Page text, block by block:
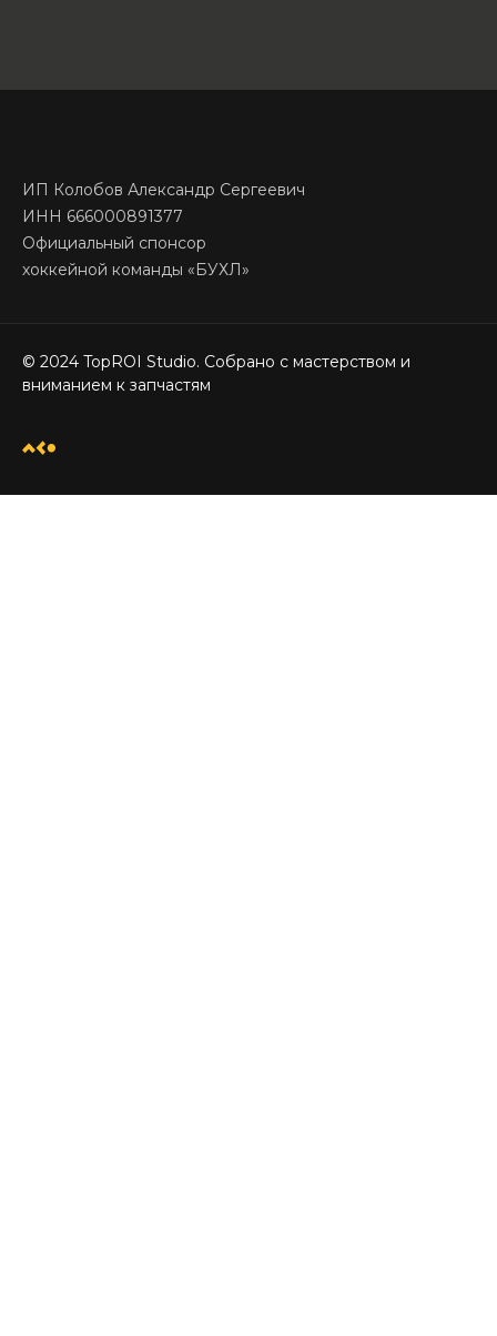
ИП Колобов Александр Сергеевич
ИНН 666000891377
Официальный спонсор
хоккейной команды «БУХЛ»
© 2024 TopROI Studio. Собрано с мастерством и
вниманием к запчастям